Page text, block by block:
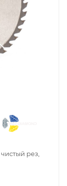
рез,